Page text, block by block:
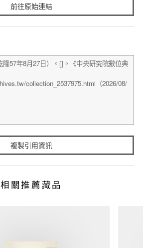
前往原始連結
複製引用資訊
相關推薦藏品